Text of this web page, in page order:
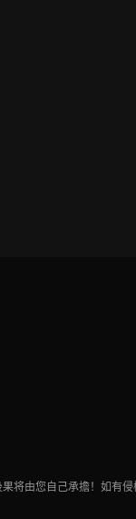
将由您自己承擔！如有侵